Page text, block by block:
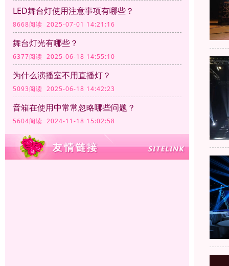
LED舞台灯使用注意事项有哪些？
8668阅读 2025-07-01 14:21:16
舞台灯光有哪些？
6377阅读 2025-06-18 14:55:10
为什么演播室不用直播灯？
5093阅读 2025-06-18 14:42:23
音箱在使用中常常忽略哪些问题？
5604阅读 2024-11-18 15:02:58